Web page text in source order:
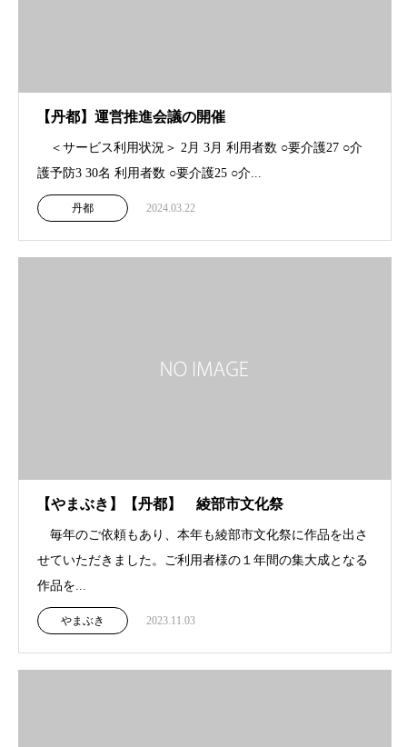
【丹都】運営推進会議の開催
＜サービス利用状況＞ 2月 3月 利用者数 ○要介護27 ○介
護予防3 30名 利用者数 ○要介護25 ○介...
丹都 2024.03.22
【やまぶき】【丹都】 綾部市文化祭
毎年のご依頼もあり、本年も綾部市文化祭に作品を出さ
せていただきました。ご利用者様の１年間の集大成となる
作品を...
やまぶき 2023.11.03